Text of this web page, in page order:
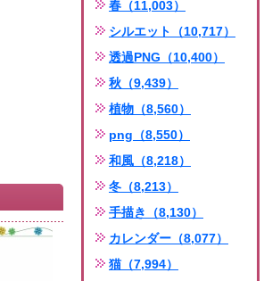
春（11,003）
シルエット（10,717）
透過PNG（10,400）
秋（9,439）
植物（8,560）
png（8,550）
和風（8,218）
冬（8,213）
手描き（8,130）
カレンダー（8,077）
猫（7,994）